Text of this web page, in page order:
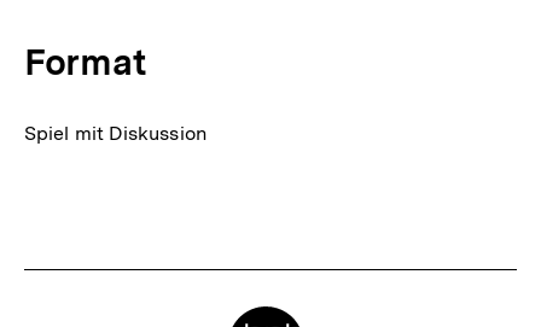
Format
Spiel mit Diskussion